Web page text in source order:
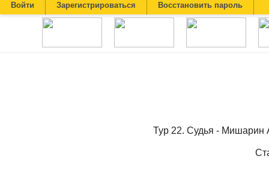
Войти Зарегистрироваться Восстановить пароль
Тур 22. Судья - Мишарин